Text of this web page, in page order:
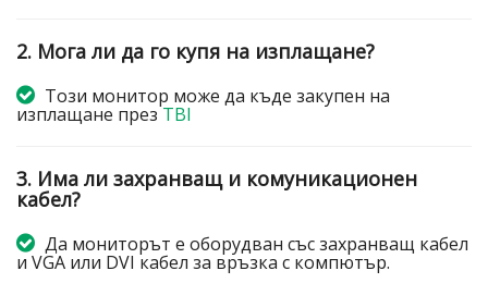
2. Мога ли да го купя на изплащане?
Този монитор може да къде закупен на
изплащане презTBI
3. Има ли захранващ и комуникационен
кабел?
Да мониторът е оборудван със захранващ кабел
и VGA или DVI кабел за връзка с компютър.